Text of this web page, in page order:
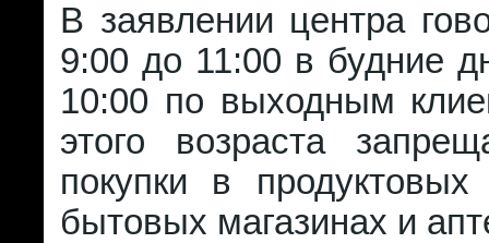
В заявлении центра
9:00 до 11:00 в будние
10:00 по выходным
этого возраста
покупки в
бытовых магазинах и